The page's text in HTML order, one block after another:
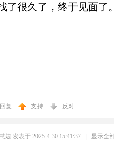
了很久了，终于见面了
回复 支持 反对
婕 发表于 2025-4-30 15:41:37 | 显示全